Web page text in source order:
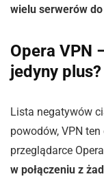
wielu serwerów
Opera VPN
jedyny plus?
Lista negatywów
powodów, VPN
przeglądarce
w połączeniu z